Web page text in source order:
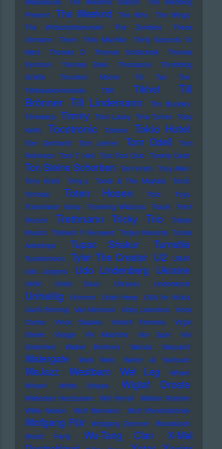
Present
The Weeknd The Who
The Wings
The Wirtschaftswunder
The Zombies
Thees
Uhlmann
Them Thilo Mischke
Thirty Seconds To
Mars
Thomas D Thomas Gottschalk
Thomas
Pynchon
Thomas Stein Thompson
Throbbing
Gristle
Thurston Moore
Tic Tac Toe
Tiefbasskommando TBK
Tikhet
Till
Brönner Till Lindemann
Tim Buckley
Timewarp Timmy Timo Lassy Tina Turner Toby
Keith
Tocotronic Tokens Tokio Hotel
Tom Gerhardt Tom Lehrer Tom Odell
Tom
Robinson Tom T. Hall Tom Tom Club Tommy Cash
Ton Steine Scherben Toni Krahl Tony Allen
Tony Krahl
Tony-L Toots & The Maytals
Torch
Tortoise
Toten Hosen Toto
Toya
Transvision Vamp
Traveling Wilburys Travis
Trent
Reznor
Trettmann Tricky Trio
Tristan
Brusch Tristwch Y Fenywod Trojan Records Tunde
Adebimpe
Tupac Shakur Turnstile
Tuxedomoon Tyler The Creator U2
UB40
Udo Jürgens
Udo Lindenberg Ukraine
UKW Ulrich Tukur Ultravox Underworld
Unheilig Unionen Uriah Heep
USA for Africa
Uschi Brüning Van Morrison Vicky Leandros Vince
Clarke
Vince Staples Violent Femmes
Virgin
Steele
Visage Viv Albertine Von Spar
Von
Südenfed
Walker Brothers Wanda Warpaint
Watergate Web Web Weird Al Yankovic
WeJazz Westbam Wet Leg
Wham
Wham!
White Stripes Wiglaf Droste
Wildecker Herzbuben Will Ferrell
William Shatner
Willie Nelson
Wolf Biermann Wolf Wondratschek
Wolfgang Flür Wolfgang Zechner
Woodstock
World Party
Wu-Tang Clan
X-Mal